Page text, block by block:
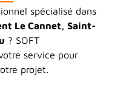
spécialisé dans
Le Cannet, Saint-
? SOFT
service pour
projet.